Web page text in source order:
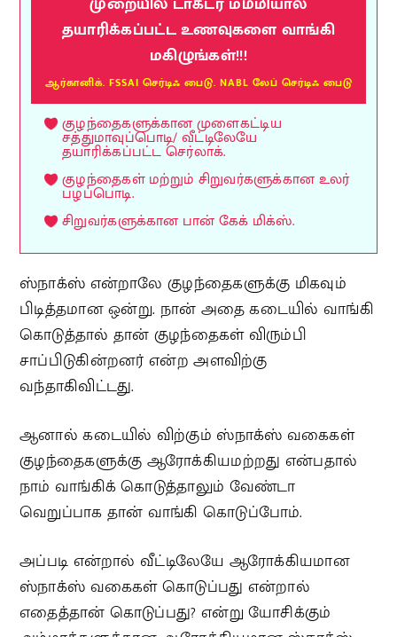
தயாரிக்கப்பட்ட உணவுகளை வாங்கி
மகிழுங்கள்!!!
ஆர்கானிக். FSSAI செர்டிஃ பைடு. NABL லேப் செர்டிஃ பைடு
குழந்தைகளுக்கான முளைகட்டிய
சத்துமாவுப்பொடி/ வீட்டிலேயே
தயாரிக்கப்பட்ட செர்லாக்.
குழந்தைகள் மற்றும் சிறுவர்களுக்கான உலர்
பழப்பொடி.
சிறுவர்களுக்கான பான் கேக் மிக்ஸ்.
ஸ்நாக்ஸ் என்றாலே குழந்தைகளுக்கு மிகவும்
பிடித்தமான ஒன்று. நான் அதை கடையில் வாங்கி
கொடுத்தால் தான் குழந்தைகள் விரும்பி
சாப்பிடுகின்றனர் என்ற அளவிற்கு
வந்தாகிவிட்டது.
ஆனால் கடையில் விற்கும் ஸ்நாக்ஸ் வகைகள்
குழந்தைகளுக்கு ஆரோக்கியமற்றது என்பதால்
நாம் வாங்கிக் கொடுத்தாலும் வேண்டா
வெறுப்பாக தான் வாங்கி கொடுப்போம்.
அப்படி என்றால் வீட்டிலேயே ஆரோக்கியமான
ஸ்நாக்ஸ் வகைகள் கொடுப்பது என்றால்
எதைத்தான் கொடுப்பது? என்று யோசிக்கும்